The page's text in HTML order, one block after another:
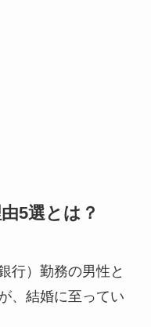
5選とは？
行）勤務の男性と
、結婚に至ってい